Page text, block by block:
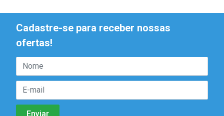
Cadastre-se para receber nossas
ofertas!